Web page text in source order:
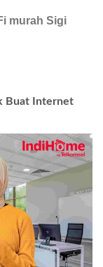
murah Sigi
Buat Internet